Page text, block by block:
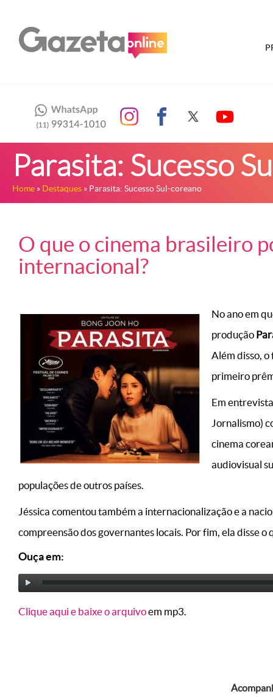
Parasita: Sucesso
Home » Destaques » Parasita: Sucesso Sul-coreano
O que o cinema brasileiro
internacional?
No ano em
produção
Além disso,
primeiro
Em
Jornalismo)
cinema
audiovisual
populações de outros países.
Jéssica comentou também a internacionalização e a
compreensão dos governantes locais. Por fim, ela disse
Ouça em:
Clique aqui e baixe o arquivoem mp3.